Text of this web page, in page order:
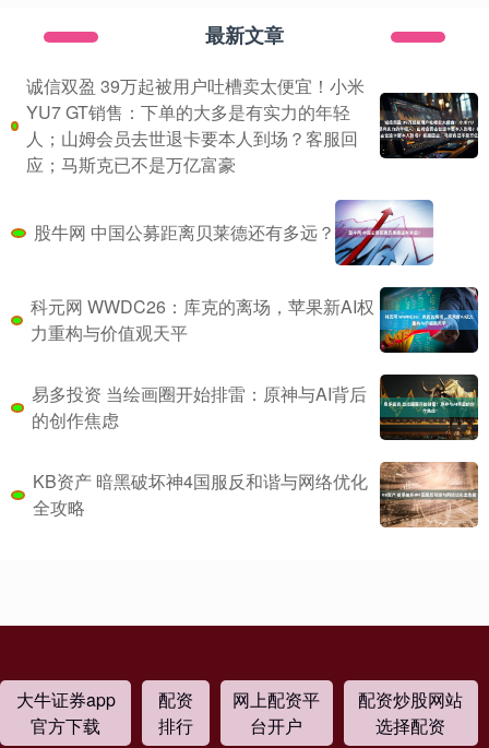
最新文章
诚信双盈 39万起被用户吐槽卖太便宜！小米
YU7 GT销售：下单的大多是有实力的年轻
人；山姆会员去世退卡要本人到场？客服回
应；马斯克已不是万亿富豪
股牛网 中国公募距离贝莱德还有多远？
科元网 WWDC26：库克的离场，苹果新AI权
力重构与价值观天平
易多投资 当绘画圈开始排雷：原神与AI背后
的创作焦虑
KB资产 暗黑破坏神4国服反和谐与网络优化
全攻略
大牛证券app
官方下载
配资
排行
网上配资平
台开户
配资炒股网站
选择配资